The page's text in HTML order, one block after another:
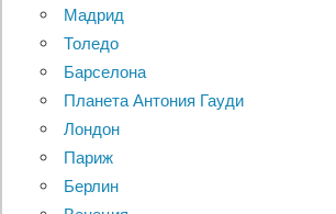
Мадрид
Толедо
Барселона
Планета Антония Гауди
Лондон
Париж
Берлин